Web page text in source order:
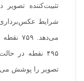
تثبیت‌کننده
شرایط
تصویر را پوشش می